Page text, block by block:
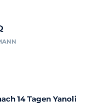
14 Tagen Yanoli